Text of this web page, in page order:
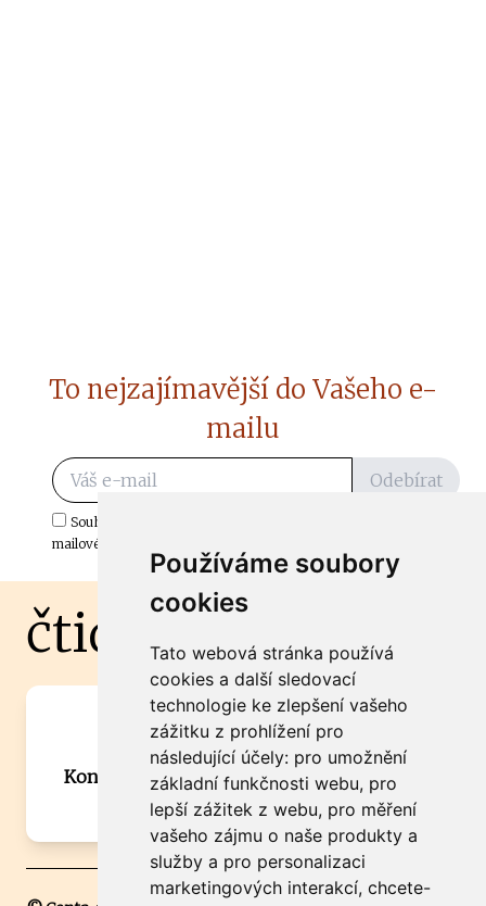
Používáme soubory
cookies
Tato webová stránka používá
cookies a další sledovací
technologie ke zlepšení vašeho
zážitku z prohlížení pro
následující účely: pro umožnění
základní funkčnosti webu, pro
lepší zážitek z webu, pro měření
vašeho zájmu o naše produkty a
služby a pro personalizaci
marketingových interakcí, chcete-
To nejzajímavější do Vašeho e-
mailu
Odebírat
Souhlasím s odběrem důležitých zpráv ze ČtiDoma.cz do mé e-
mailové schránky.
čtidoma.cz
Máte zajímavou informaci? Chcete
spolupracovat?
Kontaktujte šéfredaktora Martina Chalupu:
chalupa@ctidoma.cz